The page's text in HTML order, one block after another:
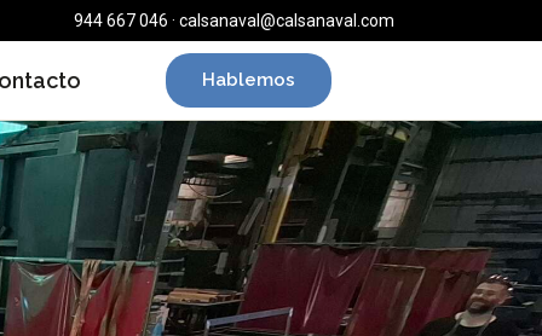
944 667 046 · calsanaval@calsanaval.com
Hablemos